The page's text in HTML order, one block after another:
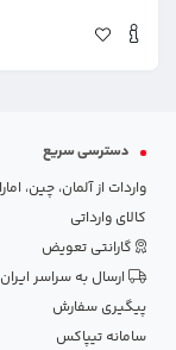
دسترسی سریع
واردات از آلمان، چین،
کالای وارداتی
گارانتی تعویض
ارسال به سراسر ایران
پیگیری سفارش
سامانه تیپاکس